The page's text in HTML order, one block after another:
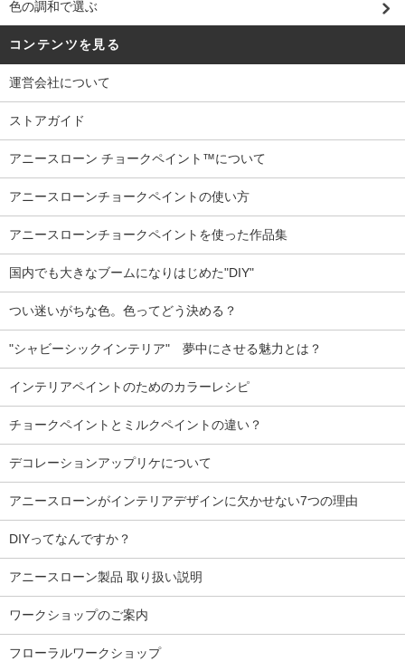
色の調和で選ぶ
コンテンツを見る
運営会社について
ストアガイド
アニースローン チョークペイント™について
アニースローンチョークペイントの使い方
アニースローンチョークペイントを使った作品集
国内でも大きなブームになりはじめた"DIY"
つい迷いがちな色。色ってどう決める？
"シャビーシックインテリア" 夢中にさせる魅力とは？
インテリアペイントのためのカラーレシピ
チョークペイントとミルクペイントの違い？
デコレーションアップリケについて
アニースローンがインテリアデザインに欠かせない7つの理由
DIYってなんですか？
アニースローン製品 取り扱い説明
ワークショップのご案内
フローラルワークショップ